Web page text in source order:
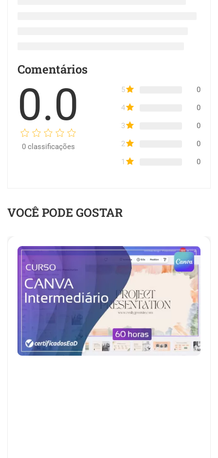
Comentários
0.0
0classificações
5 0
4 0
3 0
2 0
1 0
VOCÊ PODE GOSTAR